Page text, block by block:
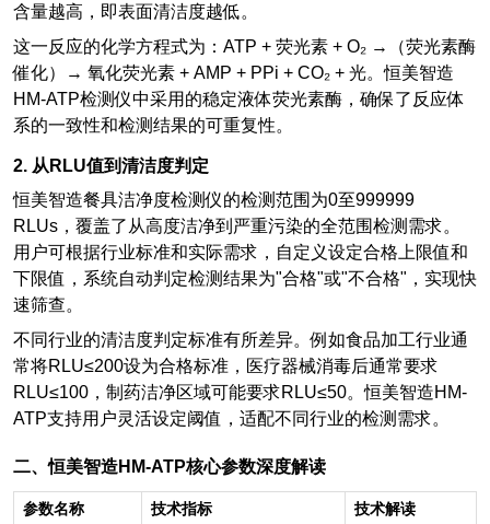
含量越高，即表面清洁度越低。
这一反应的化学方程式为：ATP + 荧光素 + O₂ →（荧光素酶
催化）→ 氧化荧光素 + AMP + PPi + CO₂ + 光。恒美智造
HM-ATP检测仪中采用的稳定液体荧光素酶，确保了反应体
系的一致性和检测结果的可重复性。
2. 从RLU值到清洁度判定
恒美智造餐具洁净度检测仪的检测范围为0至999999
RLUs，覆盖了从高度洁净到严重污染的全范围检测需求。
用户可根据行业标准和实际需求，自定义设定合格上限值和
下限值，系统自动判定检测结果为"合格"或"不合格"，实现快
速筛查。
不同行业的清洁度判定标准有所差异。例如食品加工行业通
常将RLU≤200设为合格标准，医疗器械消毒后通常要求
RLU≤100，制药洁净区域可能要求RLU≤50。恒美智造HM-
ATP支持用户灵活设定阈值，适配不同行业的检测需求。
二、恒美智造HM-ATP核心参数深度解读
参数名称 技术指标
技术解读